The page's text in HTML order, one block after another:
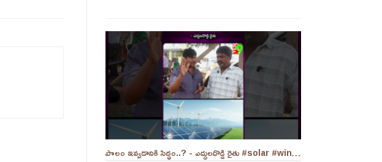
పొలం ఇవ్వడానికి సిద్ధం..? - ఎద్దులదొడ్డి రైతు #solar #windmills #naralokesh #solarenergy